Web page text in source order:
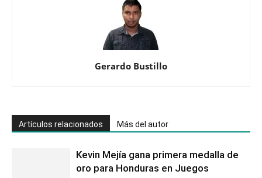
Gerardo Bustillo
Artículos relacionados Más del autor
Kevin Mejía gana primera medalla de
oro para Honduras en Juegos